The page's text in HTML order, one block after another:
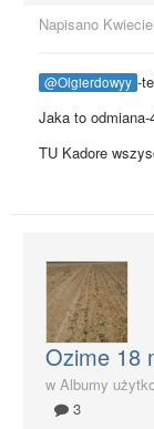
Napisano
@Olgierdowyy -
Jaka to
TU Kadore
Ozime 18
w Albumy
3